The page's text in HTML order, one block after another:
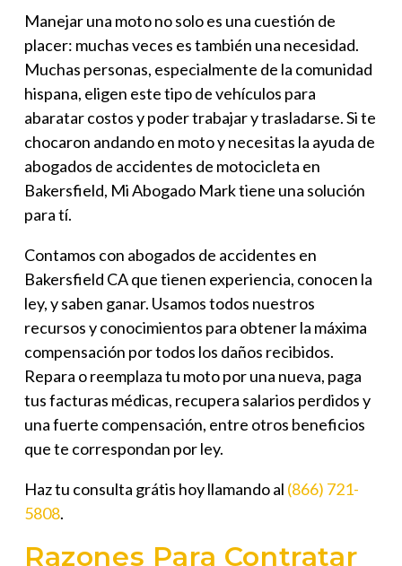
Manejar una moto no solo es una cuestión de
placer: muchas veces es también una necesidad.
Muchas personas, especialmente de la comunidad
hispana, eligen este tipo de vehículos para
abaratar costos y poder trabajar y trasladarse. Si te
chocaron andando en moto y necesitas la ayuda de
abogados de accidentes de motocicleta en
Bakersfield, Mi Abogado Mark tiene una solución
para tí.
Contamos con abogados de accidentes en
Bakersfield CAque tienen experiencia, conocen la
ley, y saben ganar. Usamos todos nuestros
recursos y conocimientos para obtener la máxima
compensación por todos los daños recibidos.
Repara o reemplaza tu moto por una nueva, paga
tus facturas médicas, recupera salarios perdidos y
una fuerte compensación, entre otros beneficios
que te correspondan por ley.
Haz tu consulta grátis hoy llamando al (866) 721-
5808.
Razones Para Contratar